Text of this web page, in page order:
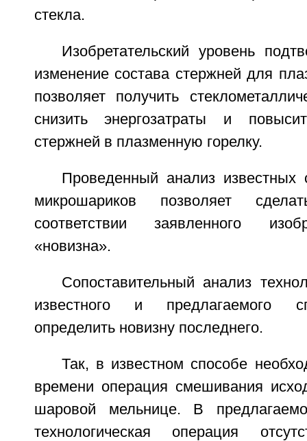
стекла.
Изобретательский уровень
изменение состава стержней для
позволяет получить
снизить энергозатраты и
стержней в плазменную горелку.
Проведенный анализ известных
микрошариков позволяет
соответствии заявленного
«новизна».
Сопоставительный анализ
известного и предлагаемого
определить новизну последнего.
Так, в известном способе
времени операция смешивания
шаровой мельнице. В
технологическая операция